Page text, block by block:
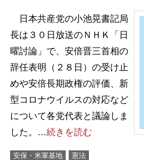
日本共産党の小池晃書記局
長は３０日放送のＮＨＫ「日
曜討論」で、安倍晋三首相の
辞任表明（２８日）の受け止
めや安倍長期政権の評価、新
型コロナウイルスの対応など
について各党代表と議論しま
した。…続きを読む
安保・米軍基地
憲法